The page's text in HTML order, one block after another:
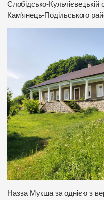
Слобідсько-Кульчієвецькій
Кам’янець-Подільського
Назва Мукша за однією з